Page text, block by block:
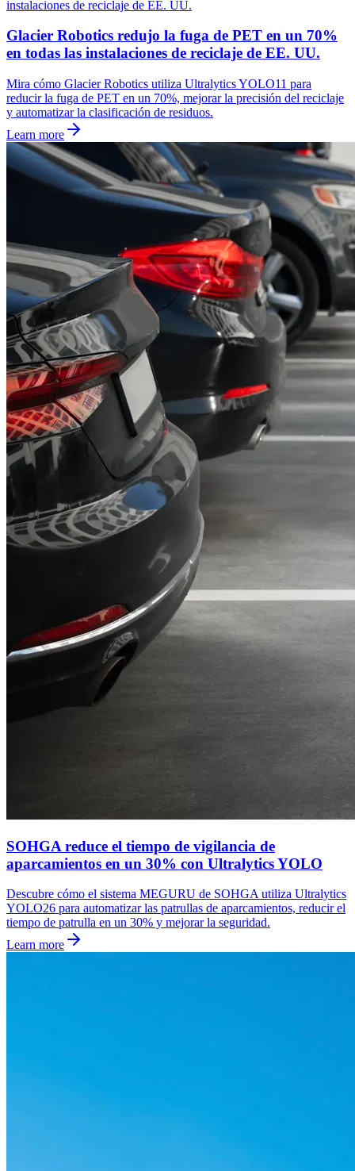
Glacier Robotics redujo la fuga de PET en un 70%
en todas las instalaciones de reciclaje de EE. UU.
Mira cómo Glacier Robotics utiliza Ultralytics YOLO11 para
reducir la fuga de PET en un 70%, mejorar la precisión del reciclaje
y automatizar la clasificación de residuos.
Learn more
SOHGA reduce el tiempo de vigilancia de
aparcamientos en un 30% con Ultralytics YOLO
Descubre cómo el sistema MEGURU de SOHGA utiliza Ultralytics
YOLO26 para automatizar las patrullas de aparcamientos, reducir el
tiempo de patrulla en un 30% y mejorar la seguridad.
Learn more